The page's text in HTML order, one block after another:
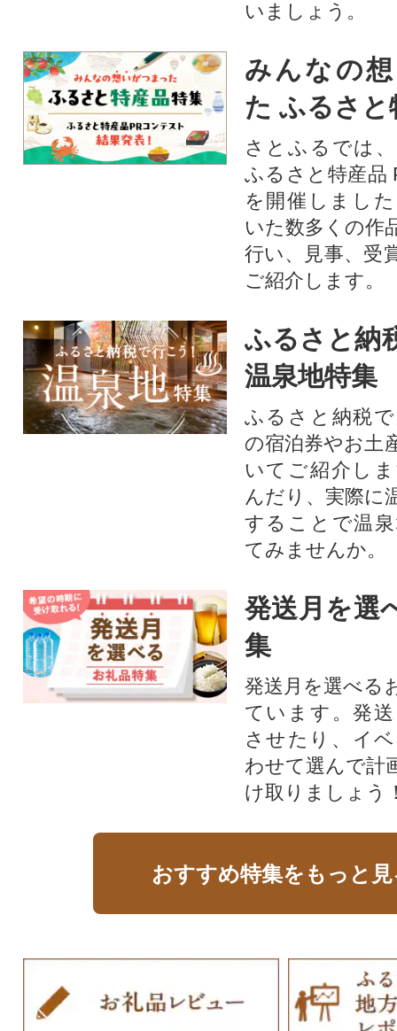
いましょう。
みんなの
た ふるさと
さとふるでは
ふるさと特産品
を開催しまし
いた数多くの作
行い、見事、受
ご紹介します。
ふるさと納
温泉地特集
ふるさと納税
の宿泊券やお土
いてご紹介し
んだり、実際に
することで温
てみませんか。
発送月を選
集
発送月を選べる
ています。発
させたり、イ
わせて選んで計
け取りましょう
おすすめ特集をもっと